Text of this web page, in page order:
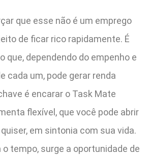
que esse não é um emprego
de ficar rico rapidamente. É
que, dependendo do empenho e
cada um, pode gerar renda
é encarar o Task Mate
flexível, que você pode abrir
em sintonia com sua vida.
o tempo, surge a oportunidade de